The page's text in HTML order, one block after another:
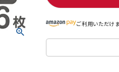
ご利用いただけま